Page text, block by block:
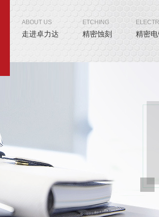
ABOUT US
走进卓力达
ETCHING
精密蚀刻 精密